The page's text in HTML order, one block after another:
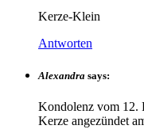
Kerze-Klein
Antworten
Alexandra says:
Kondolenz vom 12.
Kerze angezündet